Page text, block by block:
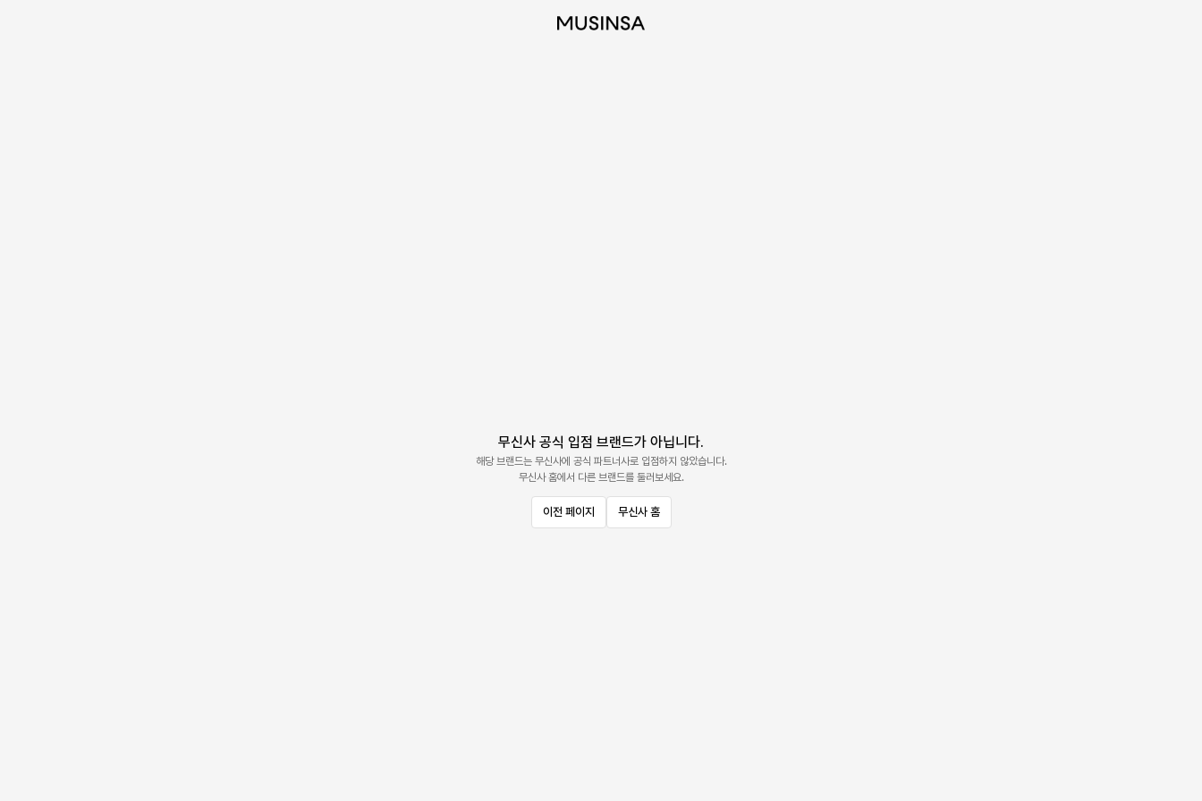
무신사 공식 입점 브랜드가 아닙니다.
해당 브랜드는 무신사에 공식 파트너사로 입점하지 않았습니다.
무신사 홈에서 다른 브랜드를 둘러보세요.
이전 페이지 무신사 홈